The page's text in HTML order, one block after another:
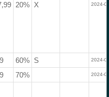
20% X 2024-
60% S 2024-
70% 2024-